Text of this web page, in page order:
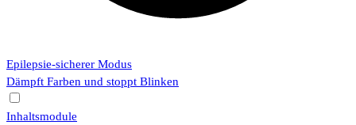
Epilepsie-sicherer Modus
Dämpft Farben und stoppt Blinken
Inhaltsmodule